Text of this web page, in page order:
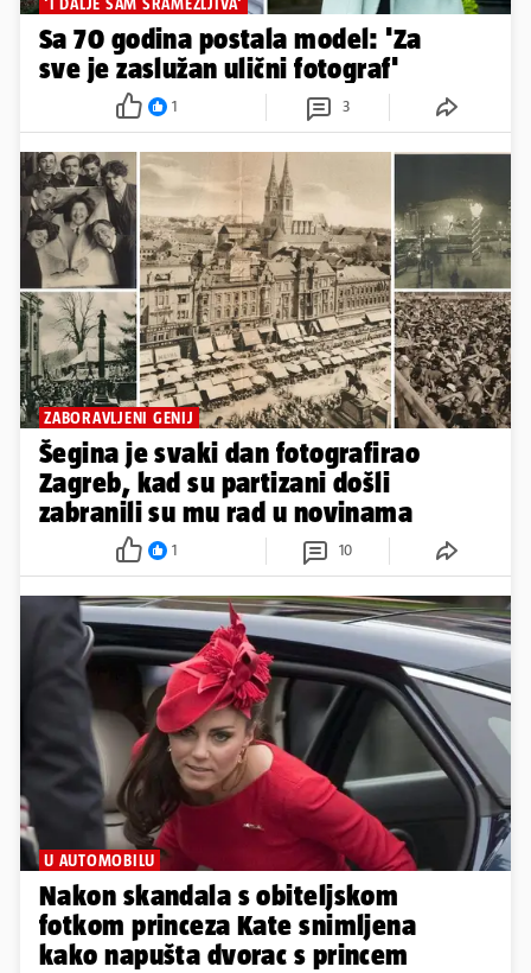
Sa 70 godina postala model: 'Za
sve je zaslužan ulični fotograf'
1 3
ZABORAVLJENI GENIJ
Šegina je svaki dan fotografirao
Zagreb, kad su partizani došli
zabranili su mu rad u novinama
1 10
U AUTOMOBILU
Nakon skandala s obiteljskom
fotkom princeza Kate snimljena
kako napušta dvorac s princem